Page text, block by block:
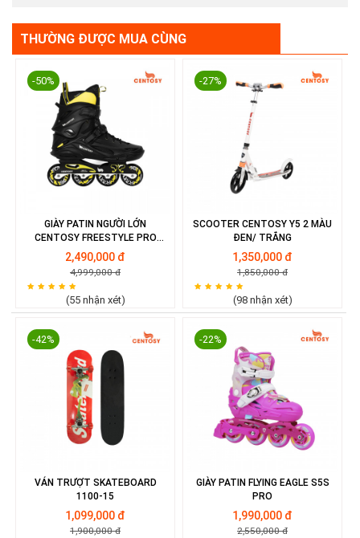
THƯỜNG ĐƯỢC MUA CÙNG
-50%
GIÀY PATIN NGƯỜI LỚN
CENTOSY FREESTYLE PRO
MÀU ĐEN
2,490,000 đ
4,999,000 đ
(55 nhận xét)
-27%
SCOOTER CENTOSY Y5 2 MÀU
ĐEN/ TRẮNG
1,350,000 đ
1,850,000 đ
(98 nhận xét)
-42%
VÁN TRƯỢT SKATEBOARD
1100-15
1,099,000 đ
1,900,000 đ
-22%
GIÀY PATIN FLYING EAGLE S5S
PRO
1,990,000 đ
2,550,000 đ